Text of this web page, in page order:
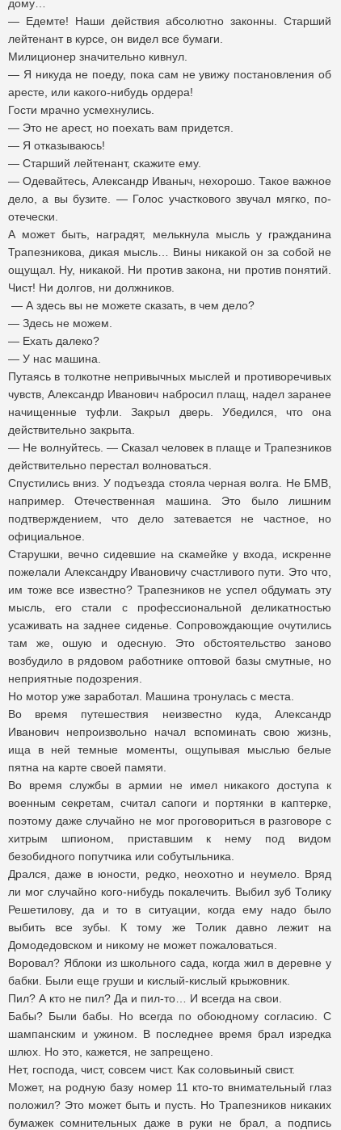
дому…
— Едемте! Наши действия абсолютно законны. Старший
лейтенант в курсе, он видел все бумаги.
Милиционер значительно кивнул.
— Я никуда не поеду, пока сам не увижу постановления об
аресте, или какого-нибудь ордера!
Гости мрачно усмехнулись.
— Это не арест, но поехать вам придется.
— Я отказываюсь!
— Старший лейтенант, скажите ему.
— Одевайтесь, Александр Иваныч, нехорошо. Такое важное
дело, а вы бузите. — Голос участкового звучал мягко, по-
отечески.
А может быть, наградят, мелькнула мысль у гражданина
Трапезникова, дикая мысль… Вины никакой он за собой не
ощущал. Ну, никакой. Ни против закона, ни против понятий.
Чист! Ни долгов, ни должников.
— А здесь вы не можете сказать, в чем дело?
— Здесь не можем.
— Ехать далеко?
— У нас машина.
Путаясь в толкотне непривычных мыслей и противоречивых
чувств, Александр Иванович набросил плащ, надел заранее
начищенные туфли. Закрыл дверь. Убедился, что она
действительно закрыта.
— Не волнуйтесь. — Сказал человек в плаще и Трапезников
действительно перестал волноваться.
Спустились вниз. У подъезда стояла черная волга. Не БМВ,
например. Отечественная машина. Это было лишним
подтверждением, что дело затевается не частное, но
официальное.
Старушки, вечно сидевшие на скамейке у входа, искренне
пожелали Александру Ивановичу счастливого пути. Это что,
им тоже все известно? Трапезников не успел обдумать эту
мысль, его стали с профессиональной деликатностью
усаживать на заднее сиденье. Сопровождающие очутились
там же, ошую и одесную. Это обстоятельство заново
возбудило в рядовом работнике оптовой базы смутные, но
неприятные подозрения.
Но мотор уже заработал. Машина тронулась с места.
Во время путешествия неизвестно куда, Александр
Иванович непроизвольно начал вспоминать свою жизнь,
ища в ней темные моменты, ощупывая мыслью белые
пятна на карте своей памяти.
Во время службы в армии не имел никакого доступа к
военным секретам, считал сапоги и портянки в каптерке,
поэтому даже случайно не мог проговориться в разговоре с
хитрым шпионом, приставшим к нему под видом
безобидного попутчика или собутыльника.
Дрался, даже в юности, редко, неохотно и неумело. Вряд
ли мог случайно кого-нибудь покалечить. Выбил зуб Толику
Решетилову, да и то в ситуации, когда ему надо было
выбить все зубы. К тому же Толик давно лежит на
Домодедовском и никому не может пожаловаться.
Воровал? Яблоки из школьного сада, когда жил в деревне у
бабки. Были еще груши и кислый-кислый крыжовник.
Пил? А кто не пил? Да и пил-то… И всегда на свои.
Бабы? Были бабы. Но всегда по обоюдному согласию. С
шампанским и ужином. В последнее время брал изредка
шлюх. Но это, кажется, не запрещено.
Нет, господа, чист, совсем чист. Как соловьиный свист.
Может, на родную базу номер 11 кто-то внимательный глаз
положил? Это может быть и пусть. Но Трапезников никаких
бумажек сомнительных даже в руки не брал, а подпись